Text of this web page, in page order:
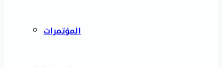
المؤتمرات